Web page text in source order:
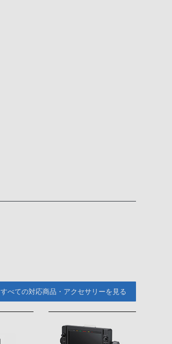
すべての対応商品・アクセサリーを見る